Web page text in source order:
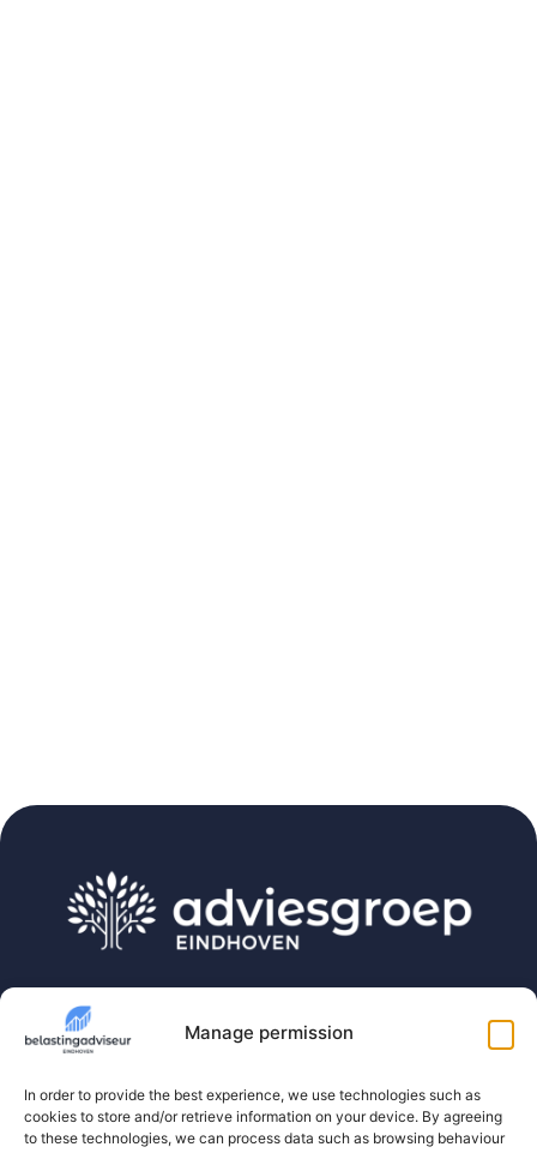
Manage permission
In order to provide the best experience, we use technologies such as
cookies to store and/or retrieve information on your device. By agreeing
to these technologies, we can process data such as browsing behaviour
Belastingadviseur Eindhoven is part of Adviesgroep
Eindhoven. The one-stop-shop for expats,
freelancers and directors and their companies.
Contact